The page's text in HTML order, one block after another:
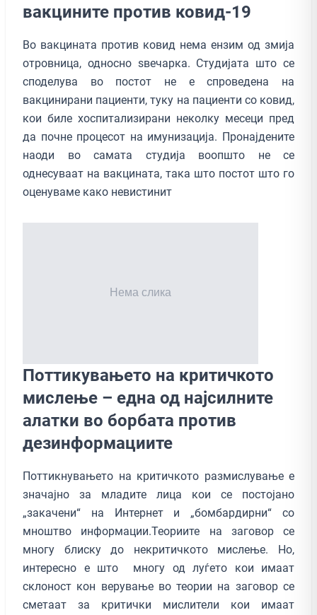
вакцините против ковид-19
Во вакцината против ковид нема ензим од змија
отровница, односно ѕвечарка. Студијата што се
споделува во постот не е спроведена на
вакцинирани пациенти, туку на пациенти со ковид,
кои биле хоспитализирани неколку месеци пред
да почне процесот на имунизација. Пронајдените
наоди во самата студија воопшто не се
однесуваат на вакцината, така што постот што го
оценуваме како невистинит
Поттикувањето на критичкото
мислење – една од најсилните
алатки во борбата против
дезинформациите
Поттикнувањето на критичкото размислување е
значајно за младите лица кои се постојано
„закачени“ на Интернет и „бомбардирни“ со
мноштво информации.Теориите на заговор се
многу блиску до некритичкото мислење. Но,
интересно е што многу од луѓето кои имаат
склоност кон верување во теории на заговор се
сметаат за критички мислители кои имаат